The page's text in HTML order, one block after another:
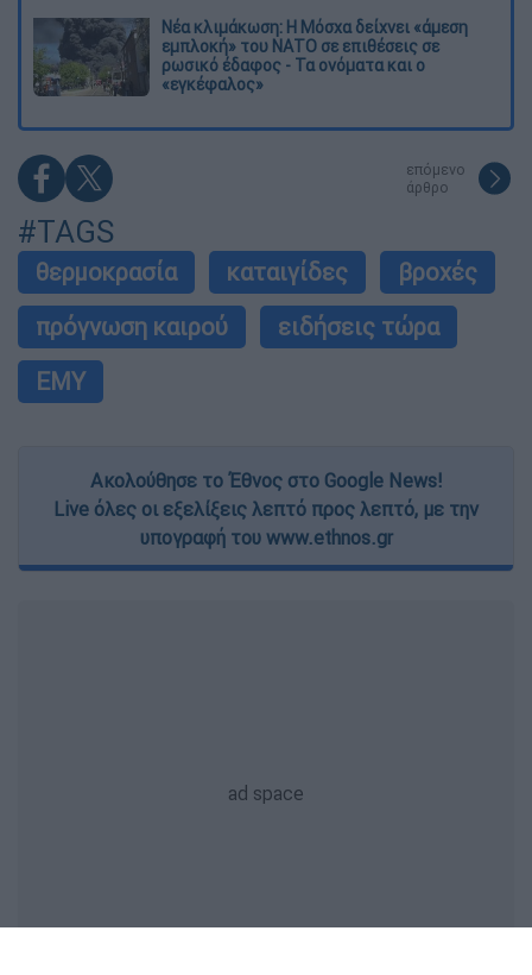
Νέα κλιμάκωση: Η Μόσχα δείχνει «άμεση
εμπλοκή» του ΝΑΤΟ σε επιθέσεις σε
ρωσικό έδαφος - Τα ονόματα και ο
«εγκέφαλος»
επόμενο
άρθρο
#TAGS
θερμοκρασία καταιγίδες
βροχές
πρόγνωση καιρού
ειδήσεις τώρα
ΕΜΥ
Ακολούθησε το Έθνος στο Google News!
Live όλες οι εξελίξεις λεπτό προς λεπτό, με την
υπογραφή του www.ethnos.gr